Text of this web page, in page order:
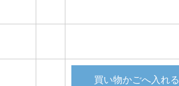
買い物かごへ入れる